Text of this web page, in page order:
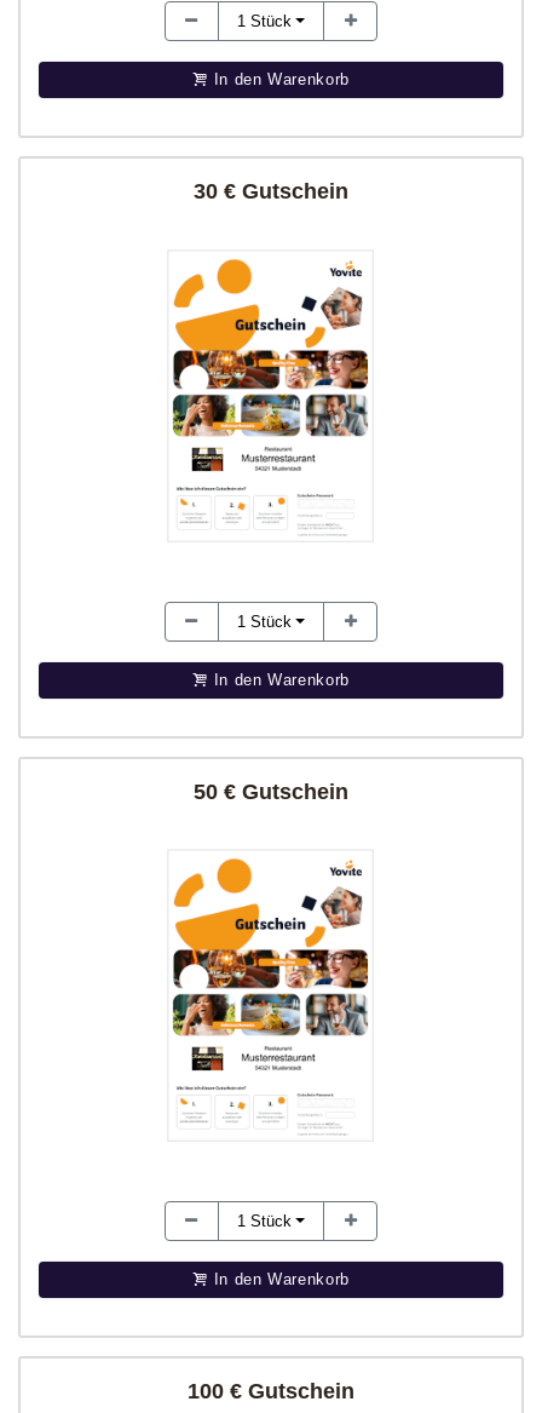
1 Stück
In den Warenkorb
30 € Gutschein
1 Stück
In den Warenkorb
50 € Gutschein
1 Stück
In den Warenkorb
100 € Gutschein